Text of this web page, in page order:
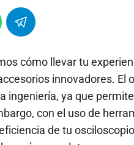
cómo llevar tu
innovadores. El
ingeniería, ya que
con el uso de
de tu